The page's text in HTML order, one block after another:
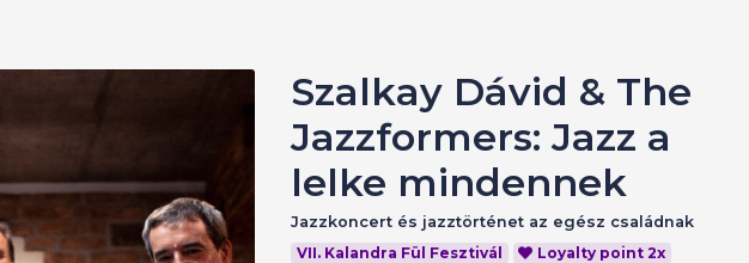
Szalkay Dávid & The
Jazzformers: Jazz a
lelke mindennek
Jazzkoncert és jazztörténet az egész családnak
VII. Kalandra Fül Fesztivál
Loyalty point 2x